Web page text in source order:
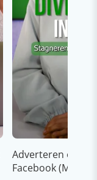
Adverteren op
Facebook (Meta)